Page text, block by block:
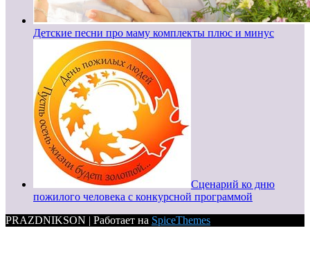
Детские песни про маму комплекты плюс и минус
Сценарий ко дню
пожилого человека с конкурсной программой
PRAZDNIKSON | Работает на SpiceThemes